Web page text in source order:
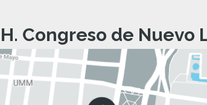
Congreso de Nuevo